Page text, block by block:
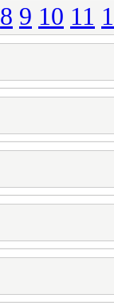
8 9 10 11